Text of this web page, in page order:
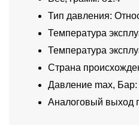
Тип давления:
Температура
Температура
Страна
Давление max, Бар:
Аналоговый выход